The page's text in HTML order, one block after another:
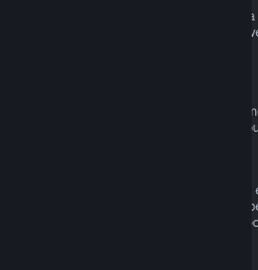
Společnost Valve nemůže vracet peníze
mimo službu Steam (například krabicové
Pokud je uživatel ve hře zabanován
přichází o právo na vrácení peněz za
Za videa (tedy filmy, krátké filmy,
zakoupená ve službě Steam nelze získat
případ, kdy bylo video součástí balíčku